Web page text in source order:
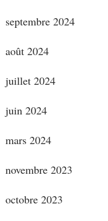
septembre 2024
août 2024
juillet 2024
juin 2024
mars 2024
novembre 2023
octobre 2023